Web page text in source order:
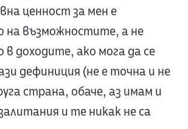
ценност за мен е
на възможностите, а не
доходите, ако мога да се
дефиниция (не е точна и не
страна, обаче, аз имам и
и те никак не са